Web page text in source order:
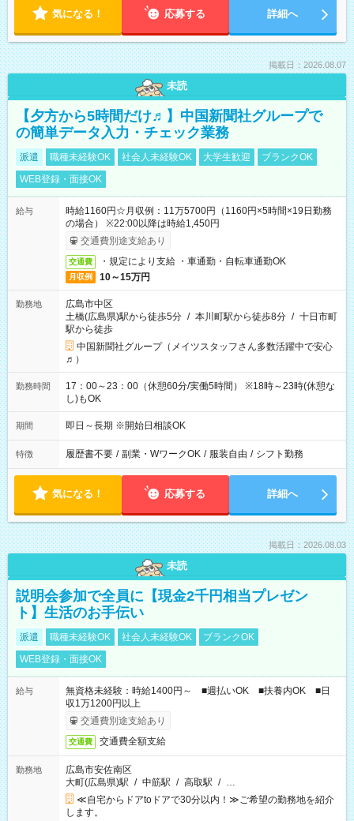
気になる！ 応募する 詳細へ
掲載日：2026.08.07
未読
【夕方から5時間だけ♬】中国新聞社グループで
の簡単データ入力・チェック業務
派遣 職種未経験OK 社会人未経験OK 大学生歓迎
ブランクOK
WEB登録・面接OK
給与
時給1160円☆月収例：11万5700円（1160円×5時間×19日勤務
の場合） ※22:00以降は時給1,450円
交通費別途支給あり
交通費 ・規定により支給 ・車通勤・自転車通勤OK
月収例 10～15万円
勤務地
広島市中区
土橋(広島県)駅から徒歩5分 / 本川町駅から徒歩8分 / 十日市町
駅から徒歩
中国新聞社グループ（メイツスタッフさん多数活躍中で安心
♬）
勤務時間
17：00～23：00（休憩60分/実働5時間） ※18時～23時(休憩な
し)もOK
期間 即日～長期 ※開始日相談OK
特徴 履歴書不要 / 副業・WワークOK / 服装自由 / シフト勤務
気になる！ 応募する 詳細へ
掲載日：2026.08.03
未読
説明会参加で全員に【現金2千円相当プレゼン
ト】生活のお手伝い
派遣 職種未経験OK 社会人未経験OK
ブランクOK
WEB登録・面接OK
給与
無資格未経験：時給1400円～ ■週払いOK ■扶養内OK ■日
収1万1200円以上
交通費別途支給あり
交通費 交通費全額支給
勤務地
広島市安佐南区
大町(広島県)駅 / 中筋駅 / 高取駅 / …
≪自宅からドアtoドアで30分以内！≫ご希望の勤務地を紹介
します。